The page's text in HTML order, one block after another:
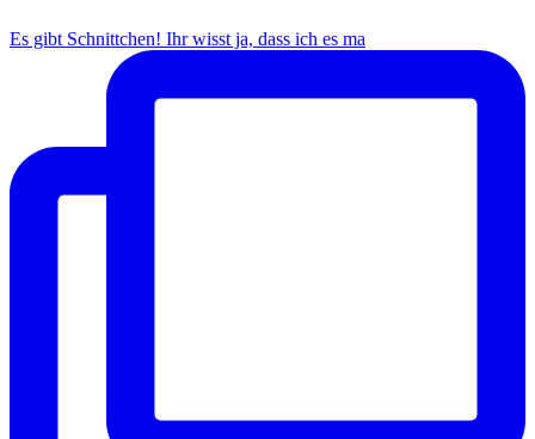
Es gibt Schnittchen! Ihr wisst ja, dass ich es ma